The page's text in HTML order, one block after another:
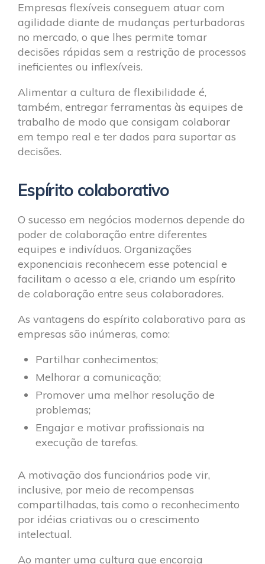
Empresas flexíveis conseguem atuar com
agilidade diante de mudanças perturbadoras
no mercado, o que lhes permite tomar
decisões rápidas sem a restrição de processos
ineficientes ou inflexíveis.
Alimentar a cultura de flexibilidade é,
também, entregar ferramentas às equipes de
trabalho de modo que consigam colaborar
em tempo real e ter dados para suportar as
decisões.
Espírito colaborativo
O sucesso em negócios modernos depende do
poder de colaboração entre diferentes
equipes e indivíduos. Organizações
exponenciais reconhecem esse potencial e
facilitam o acesso a ele, criando um espírito
de colaboração entre seus colaboradores.
As vantagens do espírito colaborativo para as
empresas são inúmeras, como:
Partilhar conhecimentos;
Melhorar a comunicação;
Promover uma melhor resolução de
problemas;
Engajar e motivar profissionais na
execução de tarefas.
A motivação dos funcionários pode vir,
inclusive, por meio de recompensas
compartilhadas, tais como o reconhecimento
por idéias criativas ou o crescimento
intelectual.
Ao manter uma cultura que encoraja